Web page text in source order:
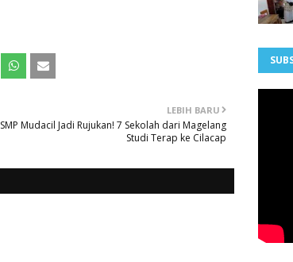
LEBIH BARU
SMP Mudacil Jadi Rujukan! 7 Sekolah dari Magelang
Studi Terap ke Cilacap